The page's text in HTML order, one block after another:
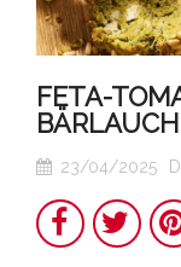
FETA-
BÄRLAUCH
23/04/2025